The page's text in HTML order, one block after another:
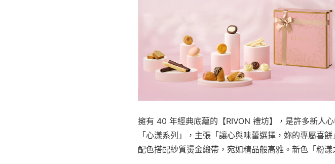
擁有 40 年經典底蘊的【RIVON 禮坊】，是許多新人
「心漾系列」，主張「讓心與味蕾選擇，妳的專屬喜
配色搭配紗質燙金緞帶，宛如精品般高雅。新色「粉